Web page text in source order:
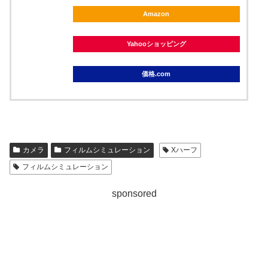
Amazon
Yahooショッピング
価格.com
カメラ フィルムシミュレーション
Xハーフ
フィルムシミュレーション
sponsored